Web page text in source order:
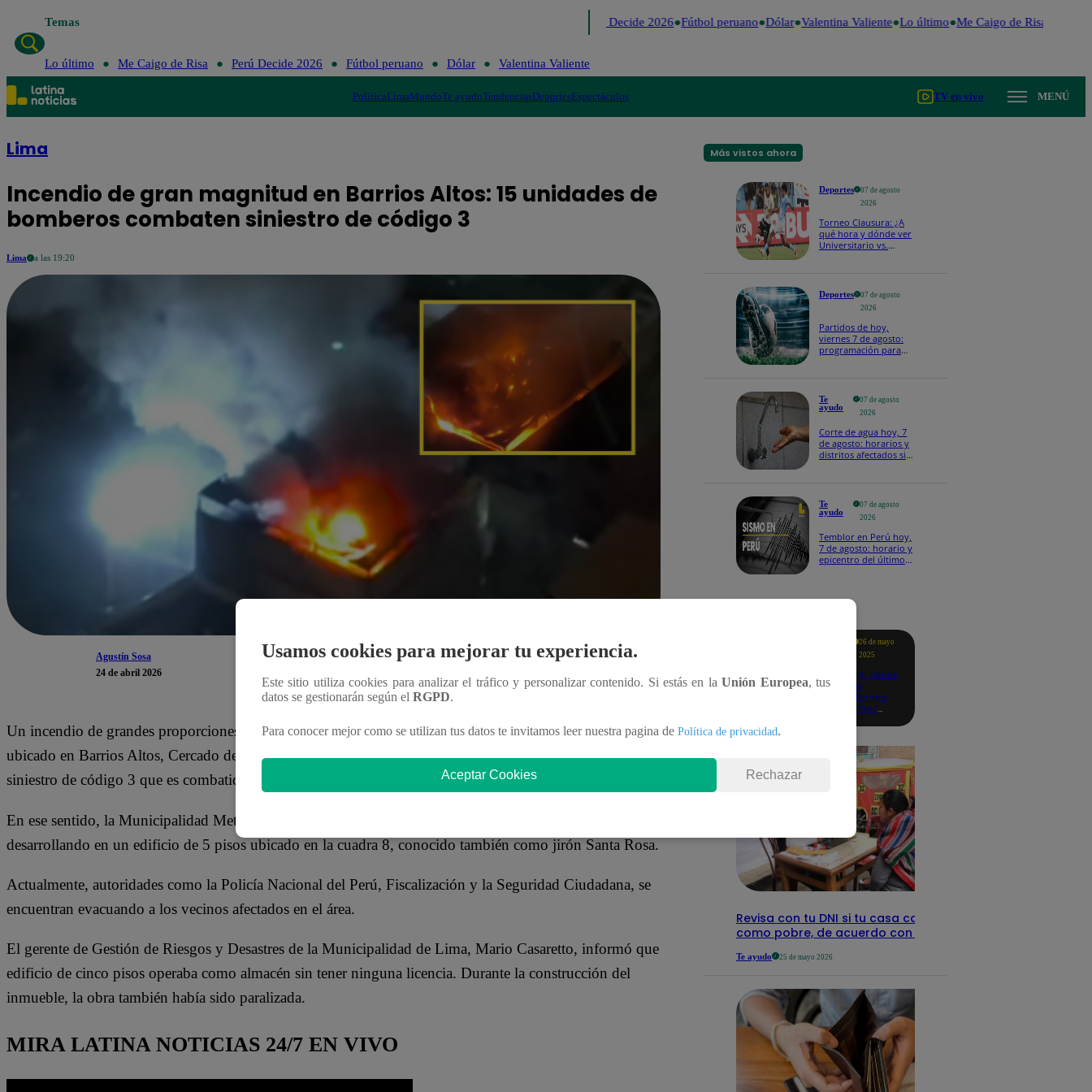
Temas Perú Decide 2026 Fútbol peruano Dólar Valentina Valiente Lo último Me Caigo de Risa
Lo último Me Caigo de Risa Perú Decide 2026 Fútbol peruano Dólar Valentina Valiente
PolíticaLimaMundoTe ayudoTendenciasDeportesEspectáculos TV en vivo MENÚ
Lima
Incendio de gran magnitud en Barrios Altos: 15 unidades de
bomberos combaten siniestro de código 3
Lima a las 19:20
Agustín Sosa
24 de abril 2026
Un incendio de grandes proporciones se ha generado en uno de los depósitos del jirón Miro Quesada,
ubicado en Barrios Altos, Cercado de Lima. Según señalan los informes preliminares, se trataría de un
siniestro de código 3 que es combatido con 15 unidades de bomberos.
En ese sentido, la Municipalidad Metropolitana de Lima (MML) señala que el incendio se viene
desarrollando en un edificio de 5 pisos ubicado en la cuadra 8, conocido también como jirón Santa Rosa.
Actualmente, autoridades como la Policía Nacional del Perú, Fiscalización y la Seguridad Ciudadana, se
encuentran evacuando a los vecinos afectados en el área.
El gerente de Gestión de Riesgos y Desastres de la Municipalidad de Lima, Mario Casaretto, informó que
edificio de cinco pisos operaba como almacén sin tener ninguna licencia. Durante la construcción del
inmueble, la obra también había sido paralizada.
MIRA LATINA NOTICIAS 24/7 EN VIVO
Más vistos ahora
Deportes
07 de agosto
2026
Torneo Clausura: ¿A
qué hora y dónde ver
Universitario vs.
Deportes
07 de agosto
2026
Partidos de hoy,
viernes 7 de agosto:
programación para
Te
ayudo
07 de agosto
2026
Corte de agua hoy, 7
de agosto: horarios y
distritos afectados sin
Te
ayudo
07 de agosto
2026
Temblor en Perú hoy,
7 de agosto: horario y
epicentro del último
26 de mayo
2025
Revisa si tienes
deudas
consultando
con tu DNI:
detalles
Revisa con tu DNI si tu casa califica
como pobre, de acuerdo con el Sisfoh
Te ayudo 25 de mayo 2026
Usamos cookies para mejorar tu experiencia.
Este sitio utiliza cookies para analizar el tráfico y personalizar contenido. Si estás en laUnión Europea, tus
datos se gestionarán según el RGPD.
Para conocer mejor como se utilizan tus datos te invitamos leer nuestra pagina de Política de privacidad.
Aceptar Cookies Rechazar